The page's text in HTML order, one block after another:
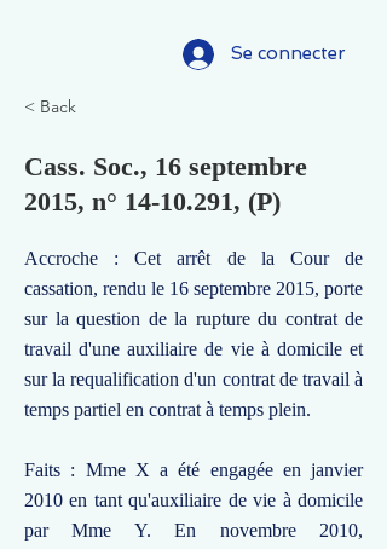
Se connecter
< Back
Cass. Soc., 16 septembre
2015, n° 14-10.291, (P)
Accroche : Cet arrêt de la Cour de
cassation, rendu le 16 septembre 2015, porte
sur la question de la rupture du contrat de
travail d'une auxiliaire de vie à domicile et
sur la requalification d'un contrat de travail à
temps partiel en contrat à temps plein.
Faits : Mme X a été engagée en janvier
2010 en tant qu'auxiliaire de vie à domicile
par Mme Y. En novembre 2010,